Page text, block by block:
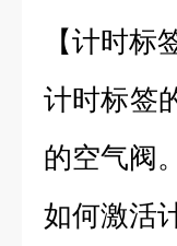
【计时标
计时标签
的空气阀。
如何激活